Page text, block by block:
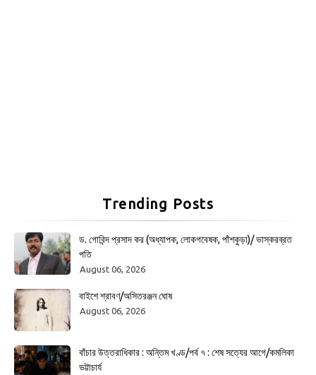
Trending Posts
ড. গোবিন্দ প্রসাদ কর (অধ্যাপক, লোকগবেষক, পাঁশকুড়া)/ ভাস্করব্রত
পতি
August 06, 2026
বাইশে শ্রাবণ/অসিতরঞ্জন ঘোষ
August 06, 2026
বাঁচার উত্তরাধিকার : অন্তিম খণ্ড/পর্ব ৭ : শেষ সত্যের আগে/কমলিকা
ভট্টাচার্য